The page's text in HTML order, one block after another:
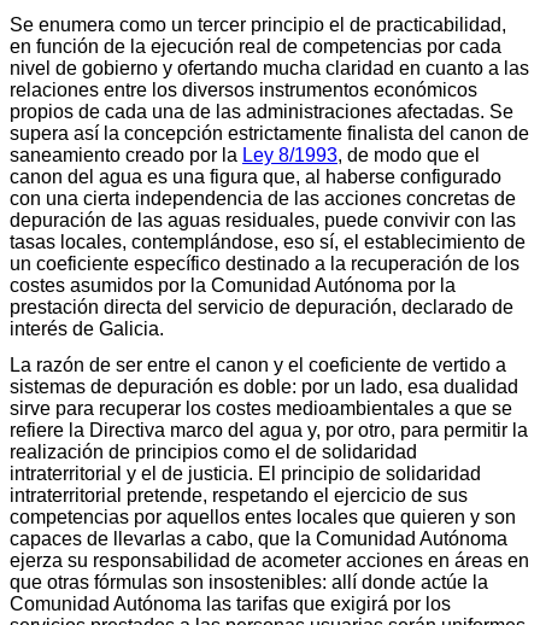
Se enumera como un tercer principio el de practicabilidad,
en función de la ejecución real de competencias por cada
nivel de gobierno y ofertando mucha claridad en cuanto a las
relaciones entre los diversos instrumentos económicos
propios de cada una de las administraciones afectadas. Se
supera así la concepción estrictamente finalista del canon de
saneamiento creado por la Ley 8/1993, de modo que el
canon del agua es una figura que, al haberse configurado
con una cierta independencia de las acciones concretas de
depuración de las aguas residuales, puede convivir con las
tasas locales, contemplándose, eso sí, el establecimiento de
un coeficiente específico destinado a la recuperación de los
costes asumidos por la Comunidad Autónoma por la
prestación directa del servicio de depuración, declarado de
interés de Galicia.
La razón de ser entre el canon y el coeficiente de vertido a
sistemas de depuración es doble: por un lado, esa dualidad
sirve para recuperar los costes medioambientales a que se
refiere la Directiva marco del agua y, por otro, para permitir la
realización de principios como el de solidaridad
intraterritorial y el de justicia. El principio de solidaridad
intraterritorial pretende, respetando el ejercicio de sus
competencias por aquellos entes locales que quieren y son
capaces de llevarlas a cabo, que la Comunidad Autónoma
ejerza su responsabilidad de acometer acciones en áreas en
que otras fórmulas son insostenibles: allí donde actúe la
Comunidad Autónoma las tarifas que exigirá por los